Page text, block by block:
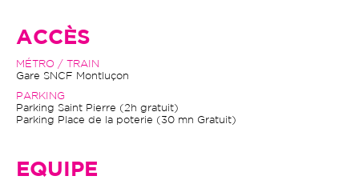
ACCÈS
MÉTRO / TRAIN
Gare SNCF Montluçon
PARKING
Parking Saint Pierre (2h gratuit)
Parking Place de la poterie (30 mn Gratuit)
EQUIPE